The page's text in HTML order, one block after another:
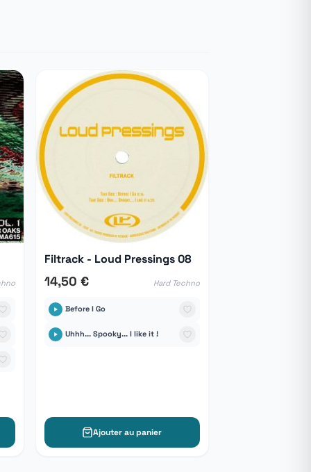
Filtrack - Loud Pressings 08
14,50 € Hard Techno
Before I Go
Uhhh... Spooky... I like it !
Ajouter au panier